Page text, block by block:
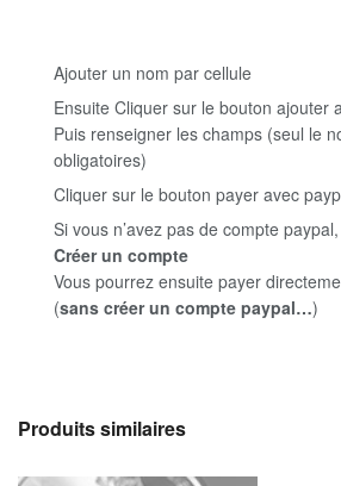
Ajouter un nom par cellule
Ensuite Cliquer sur le bouton ajouter
Puis renseigner les champs (seul le
obligatoires)
Cliquer sur le bouton payer avec
Si vous n’avez pas de compte
Créer un compte
Vous pourrez ensuite payer
(sans créer un compte paypal…)
Produits similaires